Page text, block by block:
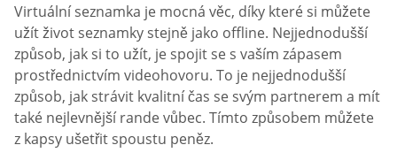
Virtuální seznamka je mocná věc, díky které si můžete
užít život seznamky stejně jako offline. Nejjednodušší
způsob, jak si to užít, je spojit se s vaším zápasem
prostřednictvím videohovoru. To je nejjednodušší
způsob, jak strávit kvalitní čas se svým partnerem a mít
také nejlevnější rande vůbec. Tímto způsobem můžete
z kapsy ušetřit spoustu peněz.